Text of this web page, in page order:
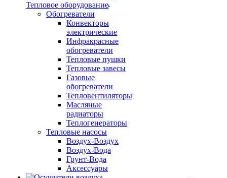
Тепловое оборудование
Обогреватели
Конвекторы
электрические
Инфракрасные
обогреватели
Тепловые пушки
Тепловые завесы
Газовые
обогреватели
Тепловентиляторы
Масляные
радиаторы
Теплогенераторы
Тепловые насосы
Воздух-Воздух
Воздух-Вода
Грунт-Вода
Аксессуары